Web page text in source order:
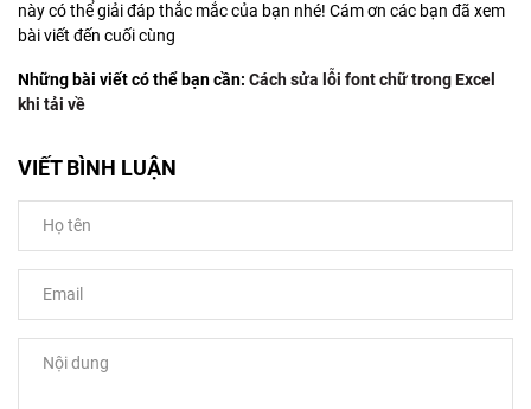
này có thể giải đáp thắc mắc của bạn nhé! Cám ơn các bạn đã xem
bài viết đến cuối cùng
Những bài viết có thể bạn cần: Cách sửa lỗi font chữ trong Excel
khi tải về
VIẾT BÌNH LUẬN